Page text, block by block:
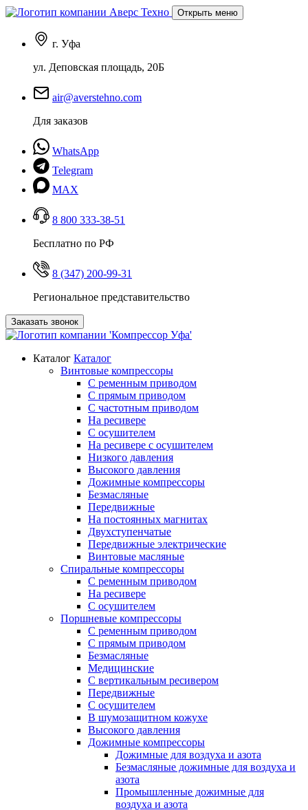
Открыть меню
г. Уфа
ул. Деповская площадь, 20Б
air@averstehno.com
Для заказов
WhatsApp
Telegram
MAX
8 800 333-38-51
Бесплатно по РФ
8 (347) 200-99-31
Региональное представительство
Заказать звонок
Каталог Каталог
Винтовые компрессоры
С ременным приводом
С прямым приводом
С частотным приводом
На ресивере
С осушителем
На ресивере с осушителем
Низкого давления
Высокого давления
Дожимные компрессоры
Безмасляные
Передвижные
На постоянных магнитах
Двухступенчатые
Передвижные электрические
Винтовые масляные
Спиральные компрессоры
С ременным приводом
На ресивере
С осушителем
Поршневые компрессоры
С ременным приводом
С прямым приводом
Безмасляные
Медицинские
С вертикальным ресивером
Передвижные
С осушителем
В шумозащитном кожухе
Высокого давления
Дожимные компрессоры
Дожимные для воздуха и азота
Безмасляные дожимные для воздуха и
азота
Промышленные дожимные для
воздуха и азота